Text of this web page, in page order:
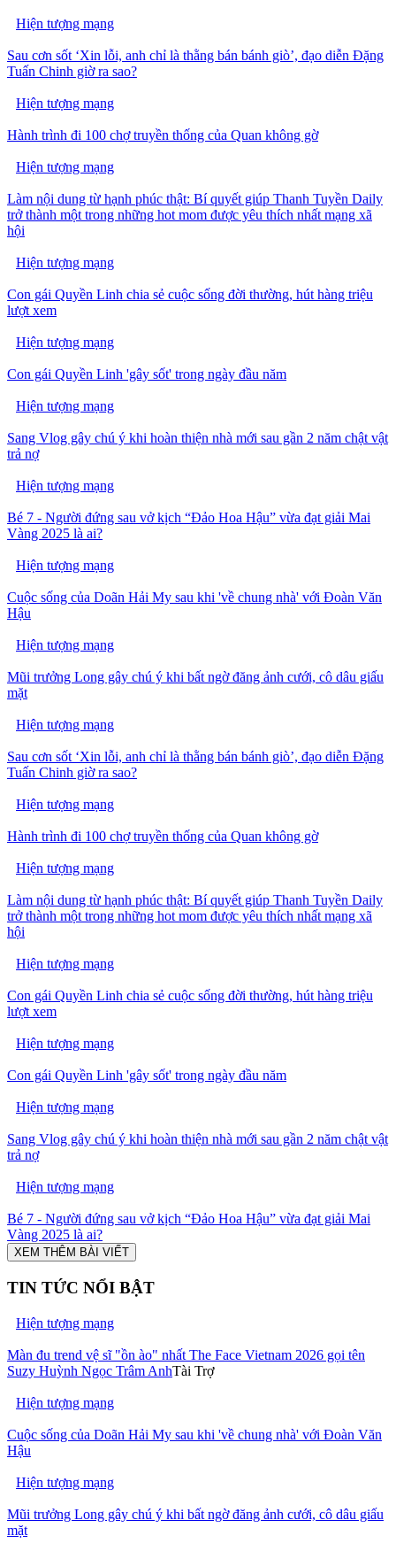
Hiện tượng mạng
Sau cơn sốt ‘Xin lỗi, anh chỉ là thằng bán bánh giò’, đạo diễn Đặng
Tuấn Chinh giờ ra sao?
Hiện tượng mạng
Hành trình đi 100 chợ truyền thống của Quan không gờ
Hiện tượng mạng
Làm nội dung từ hạnh phúc thật: Bí quyết giúp Thanh Tuyền Daily
trở thành một trong những hot mom được yêu thích nhất mạng xã
hội
Hiện tượng mạng
Con gái Quyền Linh chia sẻ cuộc sống đời thường, hút hàng triệu
lượt xem
Hiện tượng mạng
Con gái Quyền Linh 'gây sốt' trong ngày đầu năm
Hiện tượng mạng
Sang Vlog gây chú ý khi hoàn thiện nhà mới sau gần 2 năm chật vật
trả nợ
Hiện tượng mạng
Bé 7 - Người đứng sau vở kịch “Đảo Hoa Hậu” vừa đạt giải Mai
Vàng 2025 là ai?
Hiện tượng mạng
Cuộc sống của Doãn Hải My sau khi 'về chung nhà' với Đoàn Văn
Hậu
Hiện tượng mạng
Mũi trưởng Long gây chú ý khi bất ngờ đăng ảnh cưới, cô dâu giấu
mặt
Hiện tượng mạng
Sau cơn sốt ‘Xin lỗi, anh chỉ là thằng bán bánh giò’, đạo diễn Đặng
Tuấn Chinh giờ ra sao?
Hiện tượng mạng
Hành trình đi 100 chợ truyền thống của Quan không gờ
Hiện tượng mạng
Làm nội dung từ hạnh phúc thật: Bí quyết giúp Thanh Tuyền Daily
trở thành một trong những hot mom được yêu thích nhất mạng xã
hội
Hiện tượng mạng
Con gái Quyền Linh chia sẻ cuộc sống đời thường, hút hàng triệu
lượt xem
Hiện tượng mạng
Con gái Quyền Linh 'gây sốt' trong ngày đầu năm
Hiện tượng mạng
Sang Vlog gây chú ý khi hoàn thiện nhà mới sau gần 2 năm chật vật
trả nợ
Hiện tượng mạng
Bé 7 - Người đứng sau vở kịch “Đảo Hoa Hậu” vừa đạt giải Mai
Vàng 2025 là ai?
XEM THÊM BÀI VIẾT
TIN TỨC NỔI BẬT
Hiện tượng mạng
Màn đu trend vệ sĩ "ồn ào" nhất The Face Vietnam 2026 gọi tên
Suzy Huỳnh Ngọc Trâm AnhTài Trợ
Hiện tượng mạng
Cuộc sống của Doãn Hải My sau khi 'về chung nhà' với Đoàn Văn
Hậu
Hiện tượng mạng
Mũi trưởng Long gây chú ý khi bất ngờ đăng ảnh cưới, cô dâu giấu
mặt